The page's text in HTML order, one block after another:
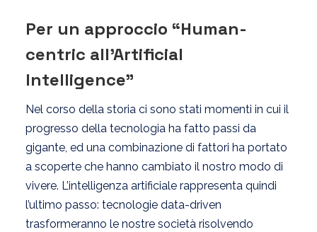
Per un approccio “Human-
centric all’Artificial
Intelligence”
Nel corso della storia ci sono stati momenti in cui il
progresso della tecnologia ha fatto passi da
gigante, ed una combinazione di fattori ha portato
a scoperte che hanno cambiato il nostro modo di
vivere. L’intelligenza artificiale rappresenta quindi
l’ultimo passo: tecnologie data-driven
trasformeranno le nostre società risolvendo